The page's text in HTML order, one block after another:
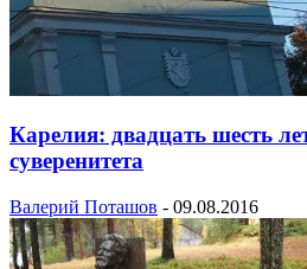
Карелия: двадцать шесть
суверенитета
Валерий Поташов - 09.08.2016